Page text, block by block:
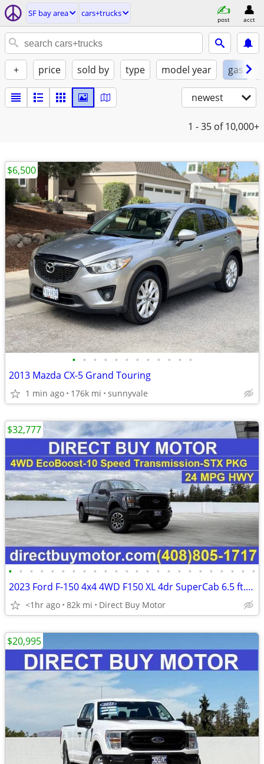
SF bay area cars+trucks
post acct
+ price sold by type model year gas
newest
1 - 35 of 10,000+
• • • • • • • • • • • •
2013 Mazda CX-5 Grand Touring
1 min ago 176k mi sunnyvale
$6,500
• • • • • • • • • • • • • • • • • • • • • • • •
2023 Ford F-150 4x4 4WD F150 XL 4dr SuperCab 6.5 ft. SB Pickup Truck
<1hr ago 82k mi Direct Buy Motor
$32,777
$20,995